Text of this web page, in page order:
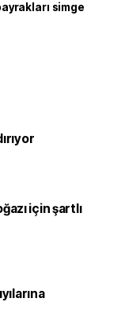
simge
için şartlı